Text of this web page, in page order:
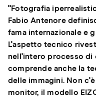
"Fotografia
Fabio Antenore
fama internazionale e
L'aspetto tecnico
nell'intero processo di
comprende anche la
delle immagini. Non
monitor, il modello